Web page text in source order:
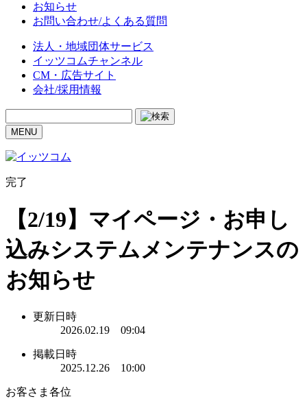
お知らせ
お問い合わせ/よくある質問
法人・地域団体サービス
イッツコムチャンネル
CM・広告サイト
会社/採用情報
MENU
完了
【2/19】マイページ・お申し
込みシステムメンテナンスの
お知らせ
更新日時
2026.02.19 09:04
掲載日時
2025.12.26 10:00
お客さま各位